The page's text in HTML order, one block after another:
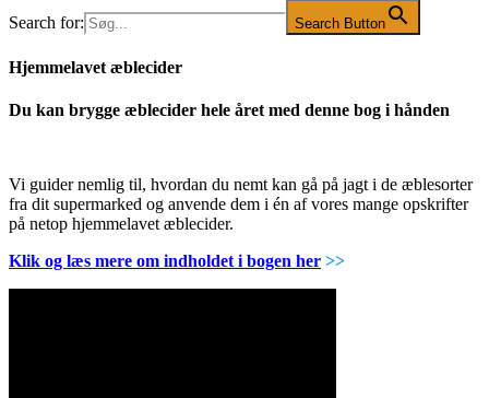
Search for: Search Button
Hjemmelavet æblecider
Du kan brygge æblecider hele året med denne bog i hånden
Vi guider nemlig til, hvordan du nemt kan gå på jagt i de æblesorter
fra dit supermarked og anvende dem i én af vores mange opskrifter
på netop hjemmelavet æblecider.
Klik og læs mere om indholdet i bogen her >>